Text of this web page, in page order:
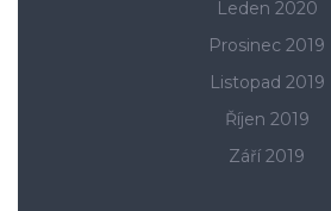
Leden 2020
Prosinec 2019
Listopad 2019
Říjen 2019
Září 2019